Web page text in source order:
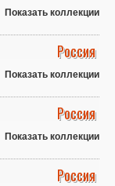
Показать коллекции
Россия
Показать коллекции
Россия
Показать коллекции
Россия